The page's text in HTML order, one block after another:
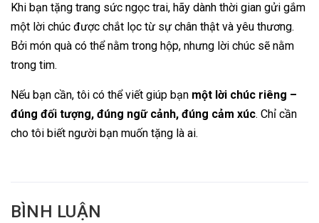
Khi bạn tặng trang sức ngọc trai, hãy dành thời gian gửi gắm
một lời chúc được chắt lọc từ sự chân thật và yêu thương.
Bởi món quà có thể nằm trong hộp, nhưng lời chúc sẽ nằm
trong tim.
Nếu bạn cần, tôi có thể viết giúp bạn một lời chúc riêng –
đúng đối tượng, đúng ngữ cảnh, đúng cảm xúc. Chỉ cần
cho tôi biết người bạn muốn tặng là ai.
BÌNH LUẬN